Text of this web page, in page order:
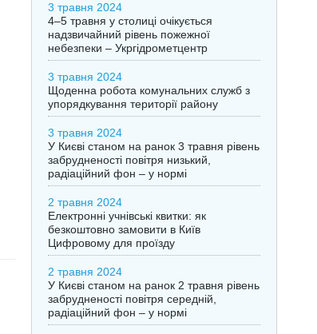
3 травня 2024
4–5 травня у столиці очікується
надзвичайний рівень пожежної
небезпеки – Укргідрометцентр
3 травня 2024
Щоденна робота комунальних служб з
упорядкування території району
3 травня 2024
У Києві станом на ранок 3 травня рівень
забрудненості повітря низький,
радіаційний фон – у нормі
2 травня 2024
Електронні учнівські квитки: як
безкоштовно замовити в Київ
Цифровому для проїзду
2 травня 2024
У Києві станом на ранок 2 травня рівень
забрудненості повітря середній,
радіаційний фон – у нормі